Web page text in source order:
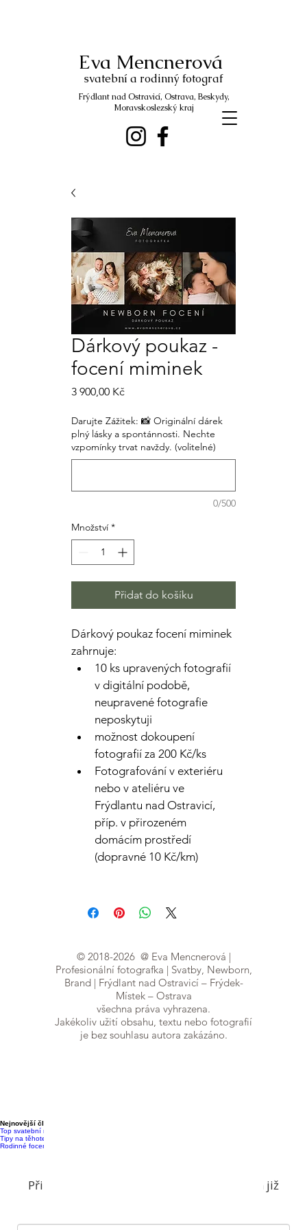
svatební a rodinný fotograf
Eva Mencnerová
Frýdlant nad Ostravicí, Ostrava, Beskydy,
Moravskoslezský kraj
Dárkový poukaz -
focení miminek
3 900,00 KčCena
Darujte Zážitek: 📸 Originální dárek
plný lásky a spontánnosti. Nechte
vzpomínky trvat navždy. (volitelné)
0/500
Množství *
Přidat do košíku
Dárkový poukaz focení miminek
zahrnuje:
10 ks upravených fotografií
v digitální podobě,
neupravené fotografie
neposkytuji
možnost dokoupení
fotografií za 200 Kč/ks
Fotografování v exteriéru
nebo v ateliéru ve
Frýdlantu nad Ostravicí,
příp. v přirozeném
domácím prostředí
(dopravné 10 Kč/km)
© 2018-2026@ Eva Mencnerová |
Profesionální fotografka | Svatby, Newborn,
Brand | Frýdlant nad Ostravicí – Frýdek-
Místek – Ostrava
všechna práva vyhrazena.
Jakékoliv užití obsahu, textu nebo fotografií
je bez souhlasu autora zakázáno.
Nejnovější články
Top svatební místa v Moravskoslezském kraji
Tipy na těhotenské focení v přírodě
Rodinné focení s dětmi: Jak na to?
Přihlaste se k odběru newsletteru a nic vám již